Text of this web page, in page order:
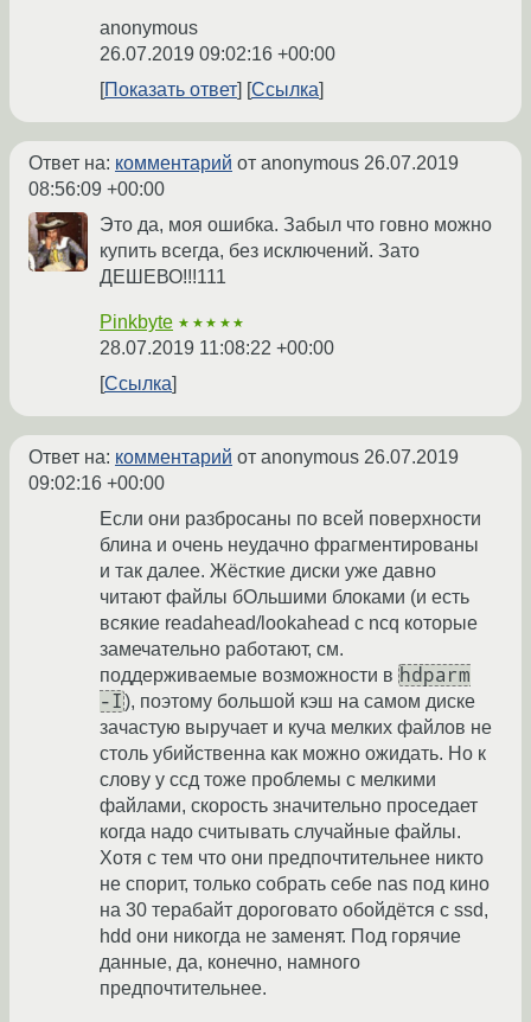
anonymous
26.07.2019 09:02:16 +00:00
Показать ответ
Ссылка
Ответ на: комментарий от anonymous 26.07.2019
08:56:09 +00:00
Это да, моя ошибка. Забыл что говно можно
купить всегда, без исключений. Зато
ДЕШЕВО!!!111
Pinkbyte ★★★★★
28.07.2019 11:08:22 +00:00
Ссылка
Ответ на: комментарий от anonymous 26.07.2019
09:02:16 +00:00
Если они разбросаны по всей поверхности
блина и очень неудачно фрагментированы
и так далее. Жёсткие диски уже давно
читают файлы бОльшими блоками (и есть
всякие readahead/lookahead c ncq которые
замечательно работают, см.
поддерживаемые возможности в hdparm
-I), поэтому большой кэш на самом диске
зачастую выручает и куча мелких файлов не
столь убийственна как можно ожидать. Но к
слову у ссд тоже проблемы с мелкими
файлами, скорость значительно проседает
когда надо считывать случайные файлы.
Хотя с тем что они предпочтительнее никто
не спорит, только собрать себе nas под кино
на 30 терабайт дороговато обойдётся с ssd,
hdd они никогда не заменят. Под горячие
данные, да, конечно, намного
предпочтительнее.